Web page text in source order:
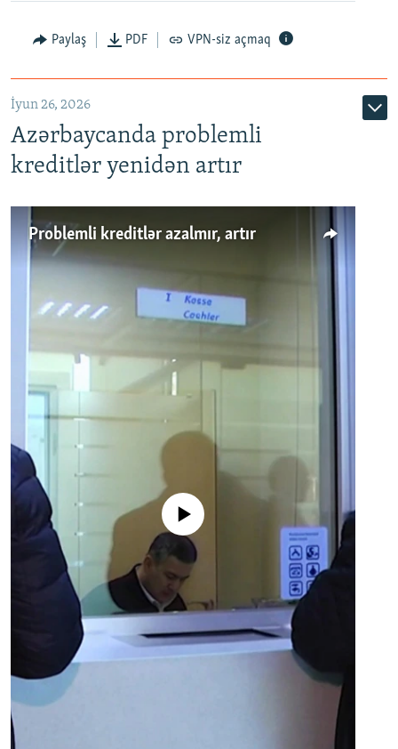
Auto 240p 360p 480p
720p 1080p
Paylaş PDF VPN-siz açmaq
İyun 26, 2026
Azərbaycanda problemli
kreditlər yenidən artır
Problemli kreditlər azalmır, artır
No media source currently available